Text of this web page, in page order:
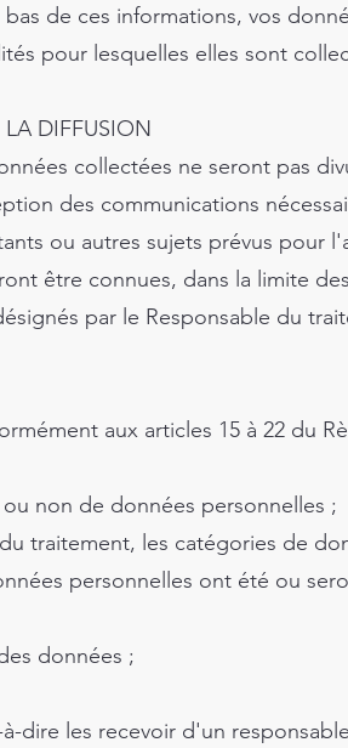
de ces informations, vos
pour lesquelles elles sont
DIFFUSION
collectées ne seront pas
des communications
ou autres sujets prévus pour
être connues, dans la limite
par le Responsable du
aux articles 15 à 22 du
non de données personnelles ;
traitement, les catégories de
personnelles ont été ou
données ;
dire les recevoir d'un